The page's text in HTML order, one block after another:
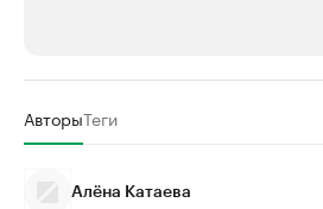
Крупнейшие производители и
АвторыТеги
Алёна Катаева